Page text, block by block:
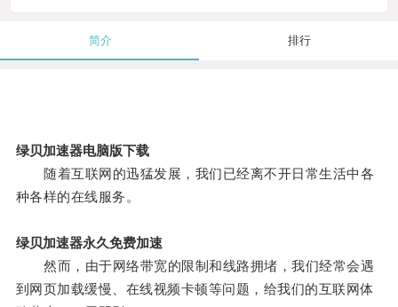
简介 排行
绿贝加速器电脑版下载
随着互联网的迅猛发展，我们已经离不开日常生活中各
种各样的在线服务。
绿贝加速器永久免费加速
然而，由于网络带宽的限制和线路拥堵，我们经常会遇
到网页加载缓慢、在线视频卡顿等问题，给我们的互联网体